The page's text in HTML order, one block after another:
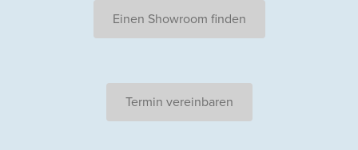
Einen Showroom finden
Termin vereinbaren